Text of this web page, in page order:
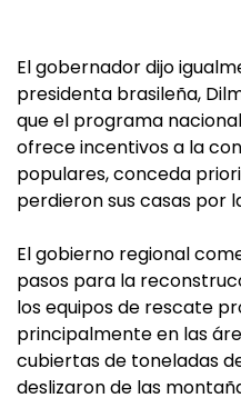
El gobernador dijo
presidenta brasileña,
que el programa
ofrece incentivos a la
populares, conceda
perdieron sus casas por
El gobierno regional
pasos para la
los equipos de rescate
principalmente en las
cubiertas de toneladas
deslizaron de las